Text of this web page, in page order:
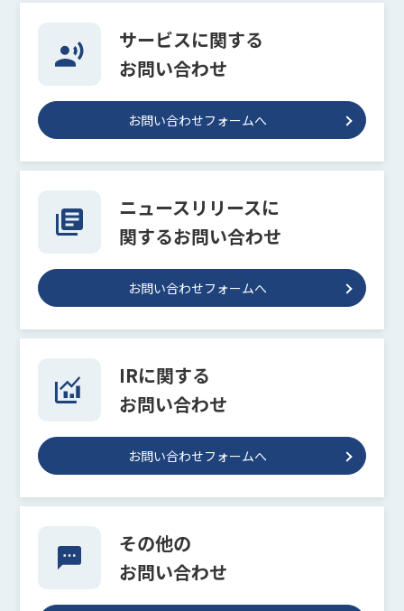
サービスに関する
お問い合わせ
お問い合わせフォームへ
ニュースリリースに
関するお問い合わせ
お問い合わせフォームへ
IRに関する
お問い合わせ
お問い合わせフォームへ
その他の
お問い合わせ